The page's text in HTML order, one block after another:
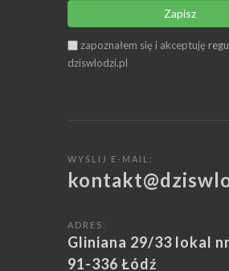
Zapisz
zapoznałem się i akceptuję
dziswlodzi.pl
WYŚLIJ E-MAIL:
ADRES:
Gliniana 29/33 lokal
91-336 Łódź